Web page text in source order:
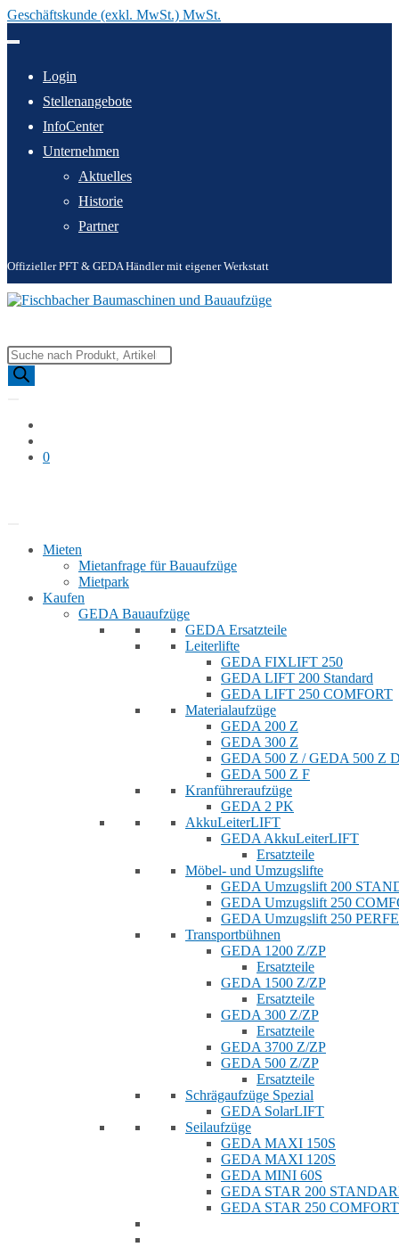
Geschäftskunde (exkl. MwSt.) MwSt.
Inhalt
Login
Stellenangebote
InfoCenter
Unternehmen
Aktuelles
Historie
Partner
Offizieller PFT & GEDA Händler mit eigener Werkstatt
Products
search
0
Mieten
Mietanfrage für Bauaufzüge
Mietpark
Kaufen
GEDA Bauaufzüge
GEDA Ersatzteile
Leiterlifte
GEDA FIXLIFT 250
GEDA LIFT 200 Standard
GEDA LIFT 250 COMFORT
Materialaufzüge
GEDA 200 Z
GEDA 300 Z
GEDA 500 Z / GEDA 500 Z
GEDA 500 Z F
Kranführeraufzüge
GEDA 2 PK
AkkuLeiterLIFT
GEDA AkkuLeiterLIFT
Ersatzteile
Möbel- und Umzugslifte
GEDA Umzugslift 200
GEDA Umzugslift 250
GEDA Umzugslift 250
Transportbühnen
GEDA 1200 Z/ZP
Ersatzteile
GEDA 1500 Z/ZP
Ersatzteile
GEDA 300 Z/ZP
Ersatzteile
GEDA 3700 Z/ZP
GEDA 500 Z/ZP
Ersatzteile
Schrägaufzüge Spezial
GEDA SolarLIFT
Seilaufzüge
GEDA MAXI 150S
GEDA MAXI 120S
GEDA MINI 60S
GEDA STAR 200
GEDA STAR 250 COMFORT